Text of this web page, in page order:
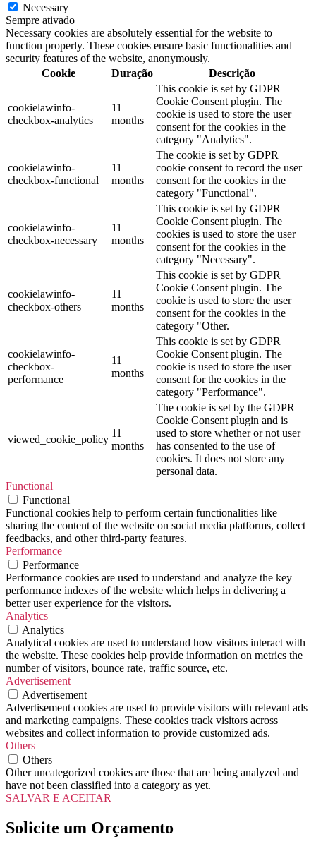
Necessary
Sempre ativado
Necessary cookies are absolutely essential for the website to
function properly. These cookies ensure basic functionalities and
security features of the website, anonymously.
Cookie
Duração Descrição
cookielawinfo-
checkbox-analytics
11
months
This cookie is set by GDPR
Cookie Consent plugin. The
cookie is used to store the user
consent for the cookies in the
category "Analytics".
cookielawinfo-
checkbox-functional
11
months
The cookie is set by GDPR
cookie consent to record the user
consent for the cookies in the
category "Functional".
cookielawinfo-
checkbox-necessary
11
months
This cookie is set by GDPR
Cookie Consent plugin. The
cookies is used to store the user
consent for the cookies in the
category "Necessary".
cookielawinfo-
checkbox-others
11
months
This cookie is set by GDPR
Cookie Consent plugin. The
cookie is used to store the user
consent for the cookies in the
category "Other.
cookielawinfo-
checkbox-
performance
11
months
This cookie is set by GDPR
Cookie Consent plugin. The
cookie is used to store the user
consent for the cookies in the
category "Performance".
viewed_cookie_policy
11
months
The cookie is set by the GDPR
Cookie Consent plugin and is
used to store whether or not user
has consented to the use of
cookies. It does not store any
personal data.
Functional
Functional
Functional cookies help to perform certain functionalities like
sharing the content of the website on social media platforms, collect
feedbacks, and other third-party features.
Performance
Performance
Performance cookies are used to understand and analyze the key
performance indexes of the website which helps in delivering a
better user experience for the visitors.
Analytics
Analytics
Analytical cookies are used to understand how visitors interact with
the website. These cookies help provide information on metrics the
number of visitors, bounce rate, traffic source, etc.
Advertisement
Advertisement
Advertisement cookies are used to provide visitors with relevant ads
and marketing campaigns. These cookies track visitors across
websites and collect information to provide customized ads.
Others
Others
Other uncategorized cookies are those that are being analyzed and
have not been classified into a category as yet.
SALVAR E ACEITAR
Solicite um Orçamento